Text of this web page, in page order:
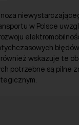
w Polsce
wskazuje te
potrzebne są pilne